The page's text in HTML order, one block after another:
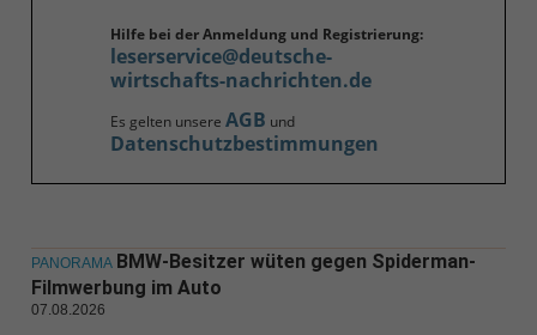
Hilfe bei der Anmeldung und Registrierung:
leserservice@deutsche-
wirtschafts-nachrichten.de
Es gelten unsere AGB und
Datenschutzbestimmungen
PANORAMA BMW-Besitzer wüten gegen Spiderman-
Filmwerbung im Auto
07.08.2026